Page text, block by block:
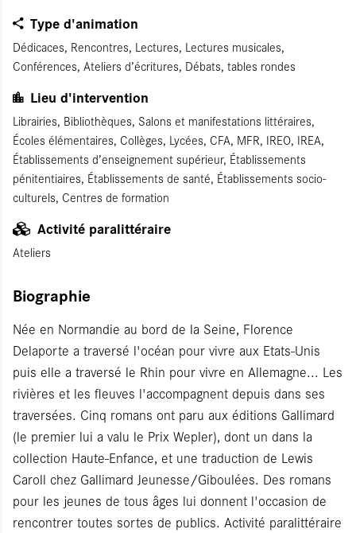
Type d'animation
Dédicaces, Rencontres, Lectures, Lectures musicales,
Conférences, Ateliers d’écritures, Débats, tables rondes
Lieu d'intervention
Librairies, Bibliothèques, Salons et manifestations littéraires,
Écoles élémentaires, Collèges, Lycées, CFA, MFR, IREO, IREA,
Établissements d’enseignement supérieur, Établissements
pénitentiaires, Établissements de santé, Établissements socio-
culturels, Centres de formation
Activité paralittéraire
Ateliers
Biographie
Née en Normandie au bord de la Seine, Florence
Delaporte a traversé l'océan pour vivre aux Etats-Unis
puis elle a traversé le Rhin pour vivre en Allemagne... Les
rivières et les fleuves l'accompagnent depuis dans ses
traversées. Cinq romans ont paru aux éditions Gallimard
(le premier lui a valu le Prix Wepler), dont un dans la
collection Haute-Enfance, et une traduction de Lewis
Caroll chez Gallimard Jeunesse/Giboulées. Des romans
pour les jeunes de tous âges lui donnent l'occasion de
rencontrer toutes sortes de publics. Activité paralittéraire